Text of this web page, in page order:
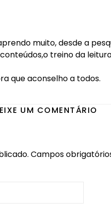
muito, desde a
treino da
que aconselho a todos.
UM COMENTÁRIO
Campos